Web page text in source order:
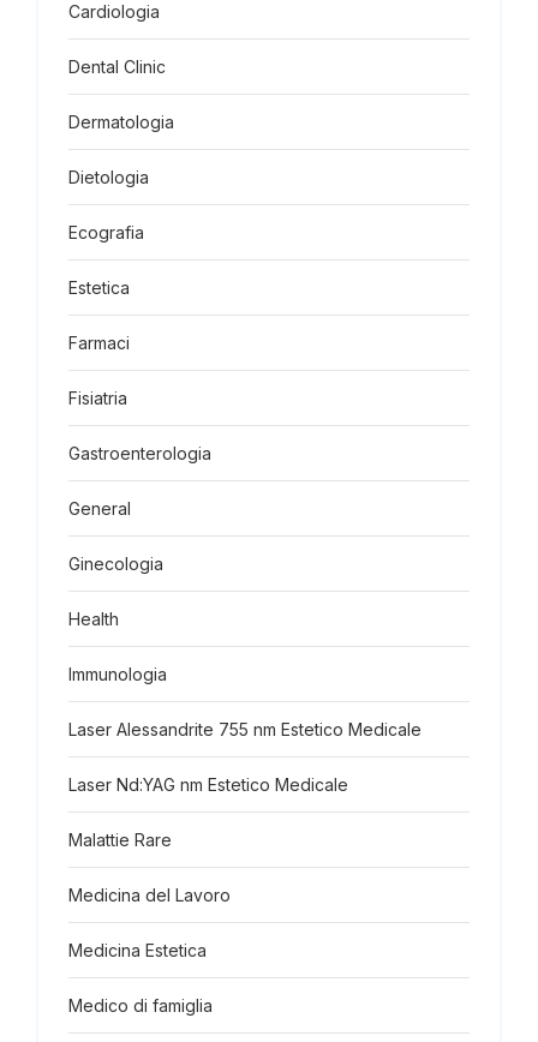
Cardiologia
Dental Clinic
Dermatologia
Dietologia
Ecografia
Estetica
Farmaci
Fisiatria
Gastroenterologia
General
Ginecologia
Health
Immunologia
Laser Alessandrite 755 nm Estetico Medicale
Laser Nd:YAG nm Estetico Medicale
Malattie Rare
Medicina del Lavoro
Medicina Estetica
Medico di famiglia